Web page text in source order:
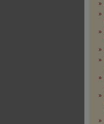
»
»
»
»
»
»
»
»